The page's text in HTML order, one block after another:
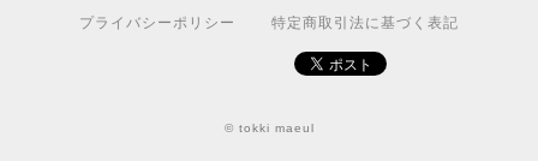
プライバシーポリシー 特定商取引法に基づく表記
© tokki maeul